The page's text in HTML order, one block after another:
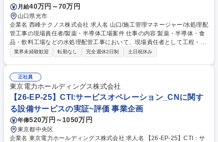
月給40万円～70万円
山口県光市
企業名 西峰テクノス株式会社 求人名 山口/施工管理マネージャー/水処理配
管工事の現場責任者/製薬・半導体工場案件 仕事の内容 製薬・半導体・食
品・飲料工場などの水処理配管工事において、現場責任者として工程・品
質・安全・原価管理を担い、担当プロジェクト全体を管理・統括いただき
業・メーカー担当者との折衝、施工記録・各種管理書類の作成、現場課題
への改善対応を担当。将来的には施工管理体制の強化や若手育成にも携わ
っていただきます。 募集職種 山口/施工管理マネージャー/水処理配管工事
の現場責任者/製薬・半導体工場案件
業界未経験歓迎 転勤なし 完全週休2日制 土日祝休み
正社員
東京電力ホールディングス株式会社
【26-EP-25】CTI:サービスオペレーション_CNに関す
る設備サービスの実証~評価 事業企画
年俸520万円～1050万円
東京都中央区
企業名 東京電力ホールディングス株式会社 求人名 【26-EP-25】CTI：サ